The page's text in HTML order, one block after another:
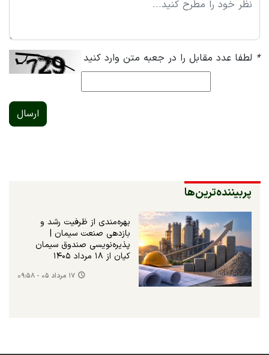
* لطفا عدد مقابل را در جعبه متن وارد کنید
ارسال
پربیننده‌ترین‌ها
بهره‌مندی از ظرفیت رشد و
بازدهی صنعت سیمان |
پذیره‌نویسی صندوق سیمان
کیان از ۱۸ مرداد ۱۴۰۵
۱۷ مرداد ۰۵ - ۰۹:۵۸